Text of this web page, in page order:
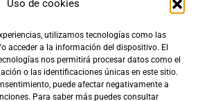
Uso de cookies
utilizamos tecnologías como las
acceder a la información del dispositivo. El
nos permitirá procesar datos como el
o las identificaciones únicas en este sitio.
puede afectar negativamente a
Para saber más puedes consultar
Entrega Rápida
24-72h
Envíos Gratis
+100€